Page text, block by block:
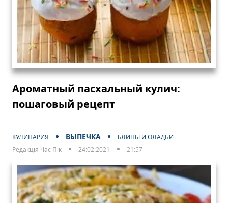
Ароматный пасхальный кулич:
пошаговый рецепт
КУЛИНАРИЯ ВЫПЕЧКА
БЛИНЫ И ОЛАДЬИ
Редакція Час Пік
24:02:2021 21:57